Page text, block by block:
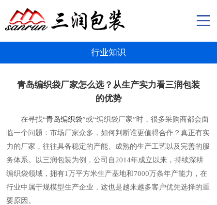
行业知识
青岛编织袋厂家怎么选？从生产实力看三润包装
的优势
在寻找“青岛编织袋”或“编织袋厂家”时，很多采购商都会面
临一个问题：市场厂家众多，如何判断谁更值得合作？真正有实
力的厂家，往往具备稳定的产能、成熟的生产工艺以及完善的服
务体系。以三润包装为例，公司自2014年成立以来，持续深耕
编织袋领域，拥有1万平方米生产基地和7000万条年产能力，在
行业中属于规模型生产企业，这也是越来越多客户优先选择的重
要原因。